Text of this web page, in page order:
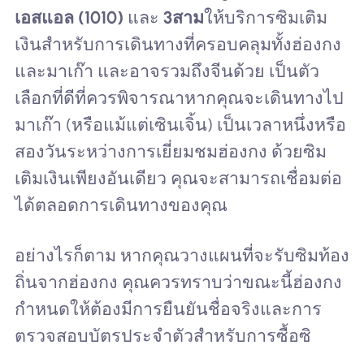
เอสแอล (1010) และ 3สามให้บริการซิมเติม
เงินสำหรับการเดินทางที่ครอบคลุมทั้งฮ่องกง
และมาเก๊า และอาจรวมถึงจีนด้วย เป็นตัว
เลือกที่ดีที่ควรพิจารณาหากคุณจะเดินทางไป
มาเก๊า (หรือแม้แต่เซินเจิ้น) เป็นเวลาหนึ่งหรือ
สองวันระหว่างการเยี่ยมชมฮ่องกง ด้วยซิม
เติมเงินเพียงอันเดียว คุณจะสามารถเชื่อมต่อ
ได้ตลอดการเดินทางของคุณ
อย่างไรก็ตาม หากคุณวางแผนที่จะรับซิมท้อง
ถิ่นจากฮ่องกง คุณควรทราบว่าขณะนี้ฮ่องกง
กำหนดให้ต้องมีการยืนยันชื่อจริงและการ
ตรวจสอบบัตรประจำตัวสำหรับการซื้อซิ